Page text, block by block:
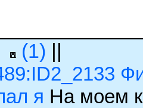
(1) ||
я На моем